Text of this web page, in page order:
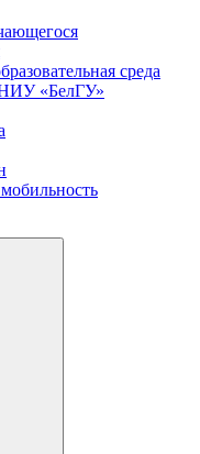
среда
«БелГУ»